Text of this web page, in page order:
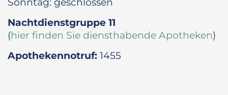
Sonntag: geschlossen
Nachtdienstgruppe 11
(hier finden Sie diensthabende Apotheken)
Apothekennotruf: 1455